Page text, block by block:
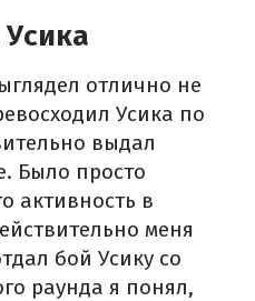
отлично не
Усика по
выдал
Было просто
активность в
меня
бой Усику со
раунда я понял,